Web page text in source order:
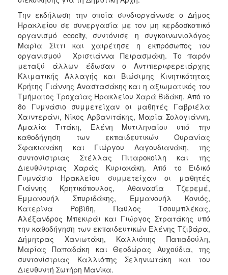
Την εκδήλωση την οποία συνδιοργάνωσε ο Δήμος
Ηρακλείου σε συνεργασία με τον μη κερδοσκοπικό
οργανισμό ecocity, συντόνισε η συγκοινωνιολόγος
Μαρία Σίττι και χαιρέτησε η εκπρόσωπος του
οργανισμού Χριστιάννα Πειρασμάκη. Το παρόν
μεταξύ άλλων έδωσαν ο Αντιπεριφερειάρχης
Κλιματικής Αλλαγής και Βιώσιμης Κινητικότητας
Κρήτης Γιάννης Αναστασάκης και η αξιωματικός του
Τμήματος Τροχαίας Ηρακλείου Χαρά Βιδάκη. Από το
8ο Γυμνάσιο συμμετείχαν οι μαθητές Γαβριέλα
Χαιντεράνι, Νίκος Αρβανιτάκης, Μαρία Σολογιάννη,
Αμαλία Τιτάκη, Ελένη Μυτιληναίου υπό την
καθοδήγηση των εκπαιδευτικών Ουρανίας
Σφακιανάκη και Γιώργου Λαγουδιανάκη, της
συντονίστριας Στέλλας Πιταροκοίλη και της
Διευθύντριας Χαράς Κυριακάκη. Από το Ειδικό
Γυμνάσιο Ηρακλείου συμμετείχαν οι μαθητές
Γιάννης Κρητικόπουλος, Αθανασία Τζερεμέ,
Εμμανουήλ Σπυριδάκης, Εμμανουήλ Κονιός,
Κατερίνα Ροβίθη, Παύλος Τσουμπλέκας,
Αλέξανδρος Μπεκιράι και Γιώργος Στρατάκης υπό
την καθοδήγηση των εκπαιδευτικών Ελένης Τζιβάρα,
Δήμητρας Χανιωτάκη, Καλλιόπης Παπαδούλη,
Μαρίας Παπαδάκη και Θεοδώρας Αυχούδια, της
συντονίστριας Καλλιόπης Σεληνιωτάκη και του
Διευθυντή Σωτήρη Μανίκα.